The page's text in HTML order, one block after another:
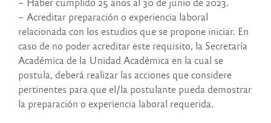
– Acreditar preparación o experiencia laboral
relacionada con los estudios que se propone iniciar. En
caso de no poder acreditar este requisito, la Secretaría
Académica de la Unidad Académica en la cual se
postula, deberá realizar las acciones que considere
pertinentes para que el/la postulante pueda demostrar
la preparación o experiencia laboral requerida.